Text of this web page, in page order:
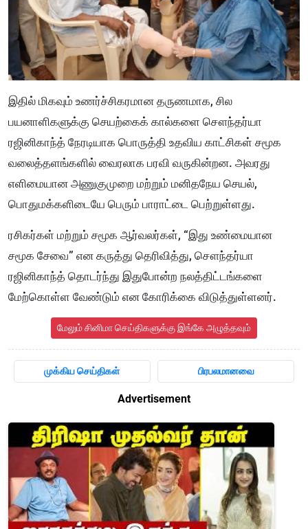
இதில் மிகவும் உணர்ச்சிகரமான தருணமாக, சில
பயனாளிகளுக்கு செயற்கைக் கால்களை சௌந்தர்யா
ரஜினிகாந்த் நேரடியாக பொருத்தி உதவிய காட்சிகள் சமூக
வலைத்தளங்களில் வைரலாக பரவி வருகின்றன. அவரது
எளிமையான அணுகுமுறை மற்றும் மனிதநேய செயல்,
பொதுமக்களிடையே பெரும் பாராட்டை பெற்றுள்ளது.
ரசிகர்கள் மற்றும் சமூக ஆர்வலர்கள், “இது உண்மையான
சமூக சேவை” என கருத்து தெரிவித்து, சௌந்தர்யா
ரஜினிகாந்த் தொடர்ந்து இதுபோன்ற நலத்திட்டங்களை
மேற்கொள்ள வேண்டும் என கோரிக்கை விடுத்துள்ளனர்.
மேலும் சினிமா செய்திகளுக்கு இங்கே அழுத்தவும்
முக்கிய செய்திகள் பிரபலமானவை
Advertisement